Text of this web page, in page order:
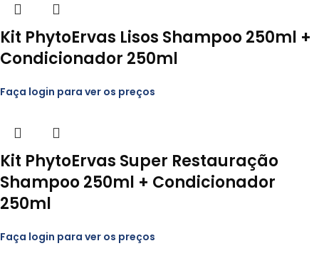
Kit PhytoErvas Lisos Shampoo 250ml +
Condicionador 250ml
Faça login para ver os preços
Kit PhytoErvas Super Restauração
Shampoo 250ml + Condicionador
250ml
Faça login para ver os preços